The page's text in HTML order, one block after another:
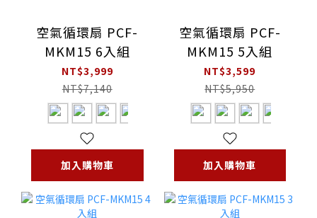
空氣循環扇 PCF-
MKM15 6入組
NT$3,999
NT$7,140
加入購物車
空氣循環扇 PCF-
MKM15 5入組
NT$3,599
NT$5,950
加入購物車